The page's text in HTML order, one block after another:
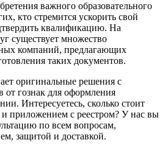
важного образовательного
кто стремится ускорить свой
квалификацию. На
существует множество
компаний, предлагающих
таких документов.
оригинальные решения с
от гознак для оформления
Интересуетесь, сколько стоит
и приложением с реестром? У нас вы
по всем вопросам,
защитой и доставкой.